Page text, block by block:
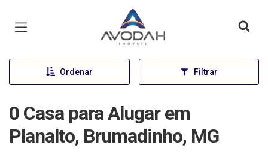
Página inicial
Ordenar Filtrar
0 Casa para Alugar em
Planalto, Brumadinho, MG